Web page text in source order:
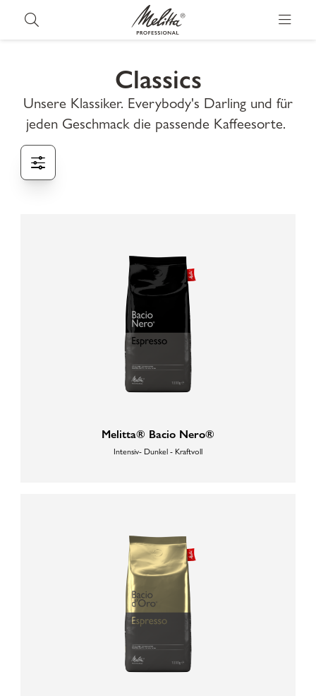
Classics
Unsere Klassiker. Everybody's Darling und für
jeden Geschmack die passende Kaffeesorte.
Melitta® Bacio Nero®
Intensiv- Dunkel - Kraftvoll